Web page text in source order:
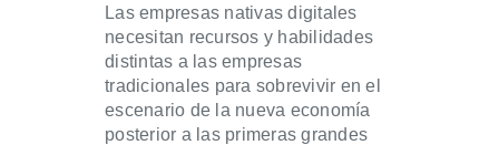
Las empresas nativas digitales
necesitan recursos y habilidades
distintas a las empresas
tradicionales para sobrevivir en el
escenario de la nueva economía
posterior a las primeras grandes